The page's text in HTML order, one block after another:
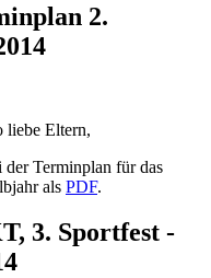
2.
liebe Eltern,
der Terminplan für das
als PDF.
3. Sportfest -